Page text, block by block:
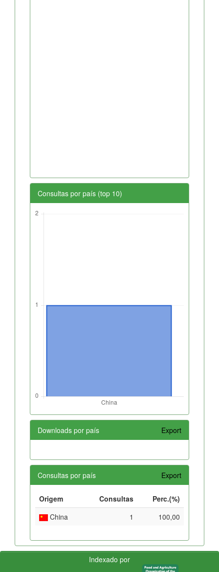
Consultas por país (top 10)
Downloads por país Export
Consultas por país Export
Origem Consultas
Perc.(%)
China
1 100,00
Indexado por